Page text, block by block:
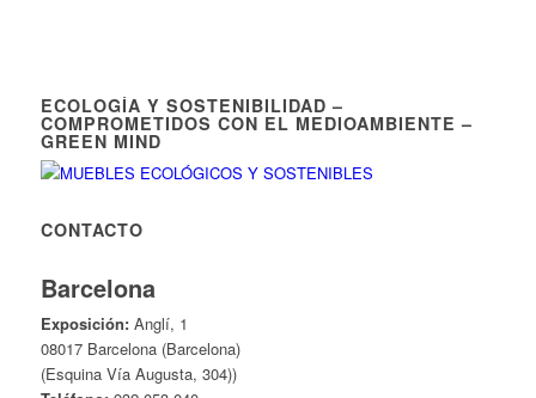
ECOLOGÍA Y SOSTENIBILIDAD –
COMPROMETIDOS CON EL MEDIOAMBIENTE –
GREEN MIND
CONTACTO
Barcelona
Exposición:Anglí, 1
08017 Barcelona (Barcelona)
(Esquina Vía Augusta, 304))